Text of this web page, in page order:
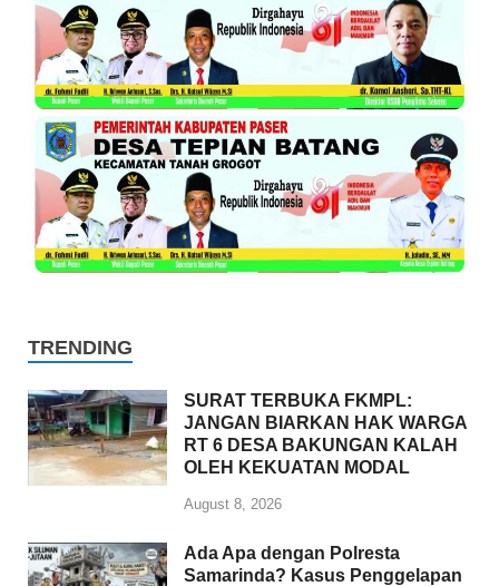
TRENDING
SURAT TERBUKA FKMPL:
JANGAN BIARKAN HAK WARGA
RT 6 DESA BAKUNGAN KALAH
OLEH KEKUATAN MODAL
August 8, 2026
Ada Apa dengan Polresta
Samarinda? Kasus Penggelapan